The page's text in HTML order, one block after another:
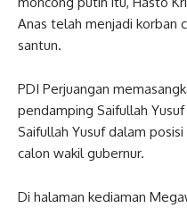
Anas telah menjadi korban
santun.
PDI Perjuangan
pendamping Saifullah
Saifullah Yusuf dalam
calon wakil gubernur.
Di halaman kediaman